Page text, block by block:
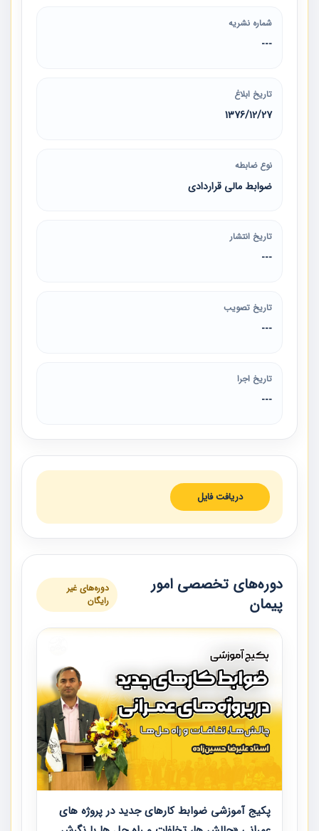
شماره نشریه
---
تاریخ ابلاغ
1376/12/27
نوع ضابطه
ضوابط مالی قراردادی
تاریخ انتشار
---
تاریخ تصویب
---
تاریخ اجرا
---
دریافت فایل
دوره‌های تخصصی امور
پیمان
دوره‌های غیر
رایگان
پکیج آموزشی ضوابط کارهای جدید در پروژه های